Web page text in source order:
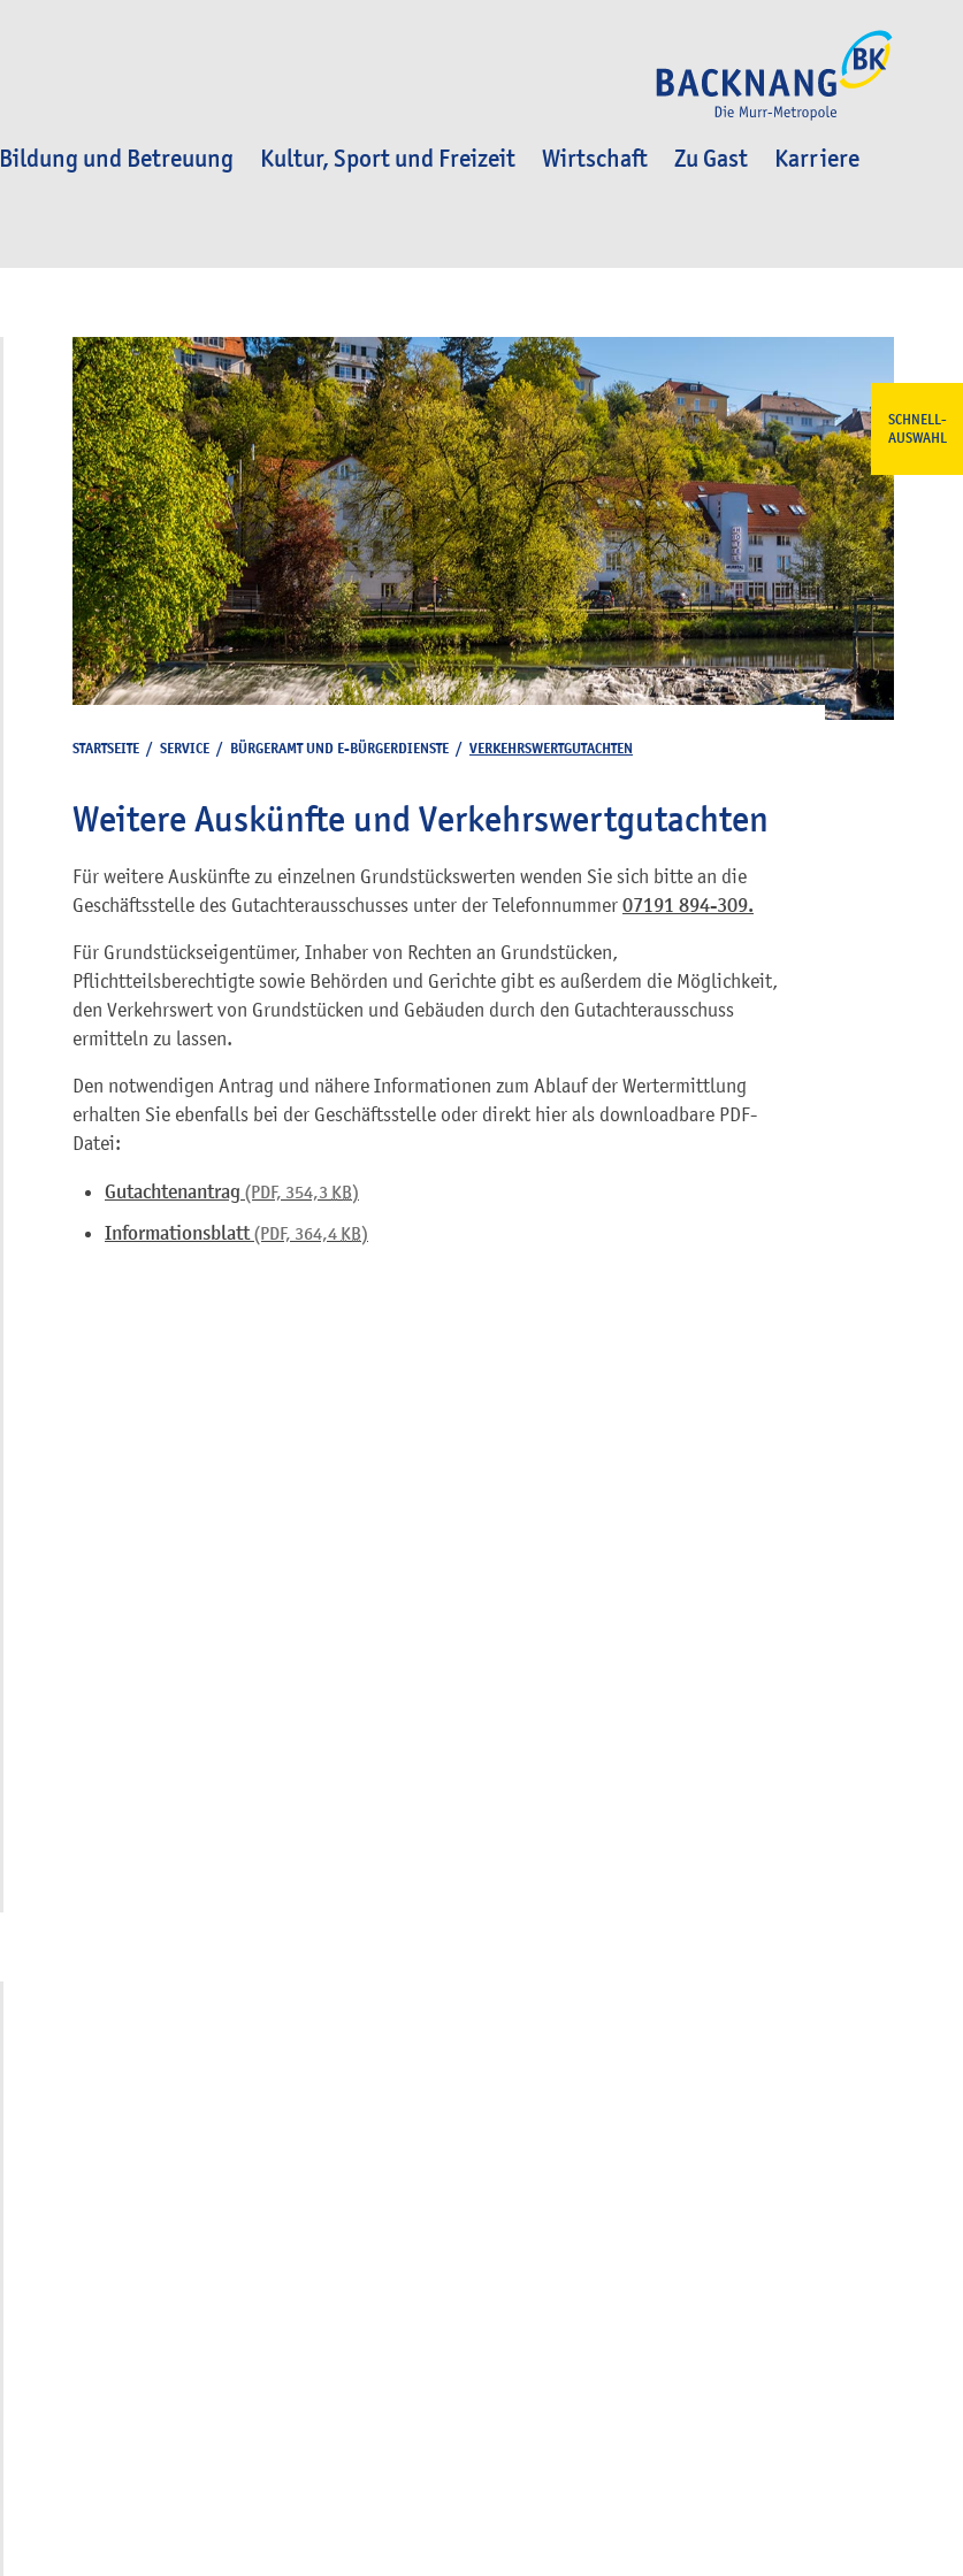
Bildung und Betreuung Kultur, Sport und Freizeit Wirtschaft Zu Gast
Karriere
SCHNELL-
AUSWAHL
STARTSEITE / SERVICE / BÜRGERAMT UND E-BÜRGERDIENSTE / VERKEHRSWERTGUTACHTEN
Weitere Auskünfte und Verkehrswertgutachten
Für weitere Auskünfte zu einzelnen Grundstückswerten wenden Sie sich bitte an die
Geschäftsstelle des Gutachterausschusses unter der Telefonnummer 07191 894-309.
Für Grundstückseigentümer, Inhaber von Rechten an Grundstücken,
Pflichtteilsberechtigte sowie Behörden und Gerichte gibt es außerdem die Möglichkeit,
den Verkehrswert von Grundstücken und Gebäuden durch den Gutachterausschuss
ermitteln zu lassen.
Den notwendigen Antrag und nähere Informationen zum Ablauf der Wertermittlung
erhalten Sie ebenfalls bei der Geschäftsstelle oder direkt hier als downloadbare PDF-
Datei:
Gutachtenantrag (PDF, 354,3 KB)
Informationsblatt(PDF, 364,4KB)